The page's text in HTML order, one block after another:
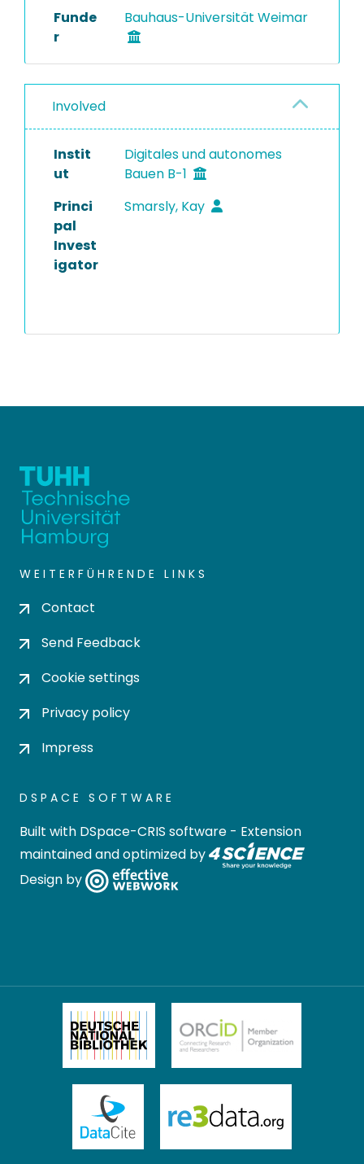
Funde
r
Bauhaus-Universität Weimar
Involved
Instit
ut
Digitales und autonomes
Bauen B-1
Princi
pal
Invest
igator
Smarsly, Kay
WEITERFÜHRENDE LINKS
Contact
Send Feedback
Cookie settings
Privacy policy
Impress
DSPACE SOFTWARE
Built with DSpace-CRIS software - Extension
maintained and optimized by
Design by